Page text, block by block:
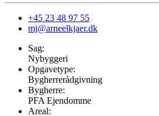
+45 23 48 97 55
mj@arneelkjaer.dk
Sag:
Nybyggeri
Opgavetype:
Bygherrerådgivning
Bygherre:
PFA Ejendomme
Areal: